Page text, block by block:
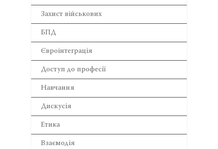
Захист військових
БПД
Євроінтеграція
Доступ до професії
Навчання
Дискусія
Етика
Взаємодія